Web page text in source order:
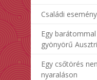
Családi
Egy
gyönyörű
Egy csőtörés
nyaraláson